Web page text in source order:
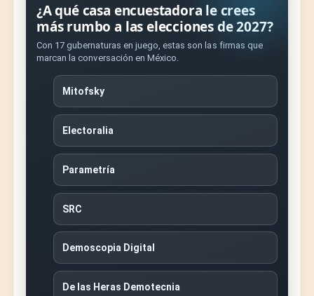
¿A qué casa encuestadora le crees
más rumbo a las elecciones de 2027?
Con 17 gubernaturas en juego, estas son las firmas que
marcan la conversación en México.
Mitofsky
Electoralia
Parametría
SRC
Demoscopia Digital
De las Heras Demotecnia